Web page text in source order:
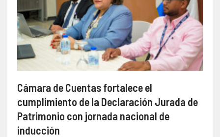
Cámara de Cuentas fortalece el
cumplimiento de la Declaración Jurada de
Patrimonio con jornada nacional de
inducción